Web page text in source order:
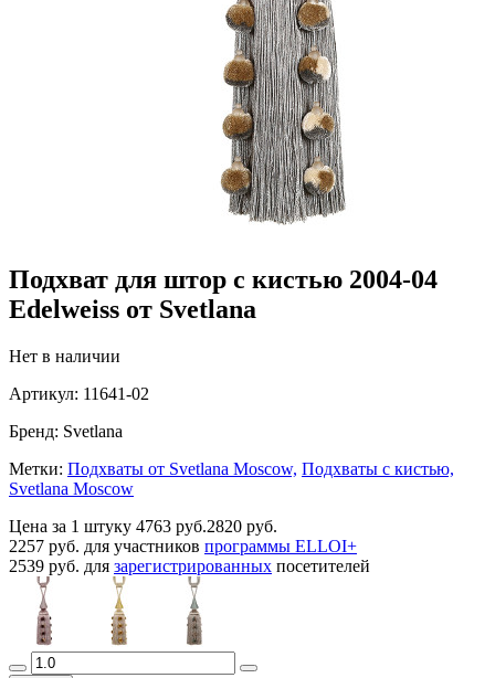
Подхват для штор с кистью 2004-04
Edelweiss от Svetlana
Нет в наличии
Артикул: 11641-02
Бренд: Svetlana
Метки: Подхваты от Svetlana Moscow, Подхваты с кистью,
Svetlana Moscow
Цена за 1 штуку 4763 руб.2820 руб.
2257 руб. для участников программы ELLOI+
2539 руб. для зарегистрированных посетителей